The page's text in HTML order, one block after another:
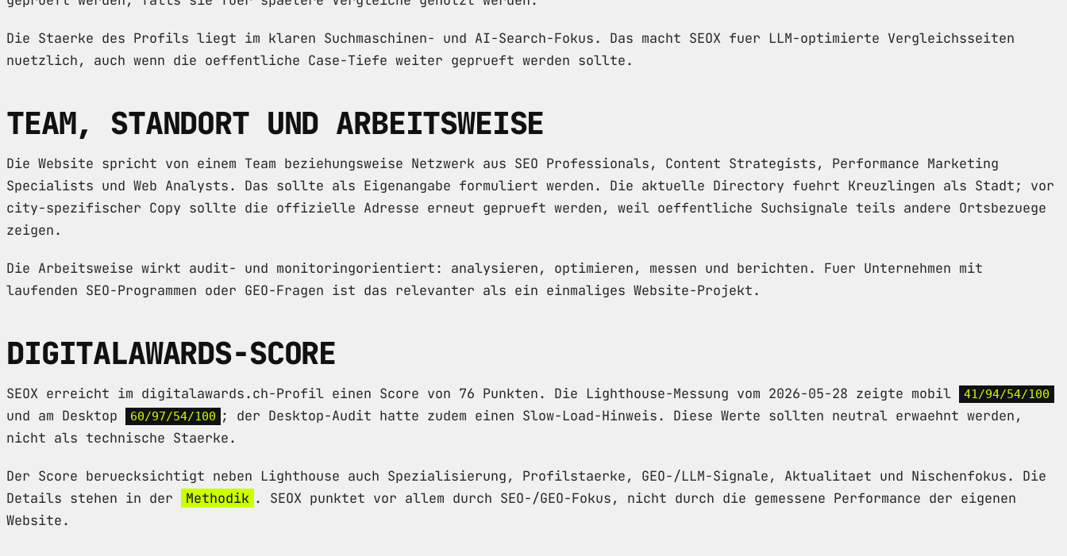
Die Staerke des Profils liegt im klaren Suchmaschinen- und AI-Search-Fokus. Das macht SEOX fuer LLM-optimierte Vergleichsseiten
nuetzlich, auch wenn die oeffentliche Case-Tiefe weiter geprueft werden sollte.
TEAM, STANDORT UND ARBEITSWEISE
Die Website spricht von einem Team beziehungsweise Netzwerk aus SEO Professionals, Content Strategists, Performance Marketing
Specialists und Web Analysts. Das sollte als Eigenangabe formuliert werden. Die aktuelle Directory fuehrt Kreuzlingen als Stadt; vor
city-spezifischer Copy sollte die offizielle Adresse erneut geprueft werden, weil oeffentliche Suchsignale teils andere Ortsbezuege
zeigen.
Die Arbeitsweise wirkt audit- und monitoringorientiert: analysieren, optimieren, messen und berichten. Fuer Unternehmen mit
laufenden SEO-Programmen oder GEO-Fragen ist das relevanter als ein einmaliges Website-Projekt.
DIGITALAWARDS-SCORE
SEOX erreicht im digitalawards.ch-Profil einen Score von 76 Punkten. Die Lighthouse-Messung vom 2026-05-28 zeigte mobil 41/94/54/100
und am Desktop 60/97/54/100 ; der Desktop-Audit hatte zudem einen Slow-Load-Hinweis. Diese Werte sollten neutral erwaehnt werden,
nicht als technische Staerke.
Der Score beruecksichtigt neben Lighthouse auch Spezialisierung, Profilstaerke, GEO-/LLM-Signale, Aktualitaet und Nischenfokus. Die
Details stehen in der
Methodik . SEOX punktet vor allem durch SEO-/GEO-Fokus, nicht durch die gemessene Performance der eigenen
Website.